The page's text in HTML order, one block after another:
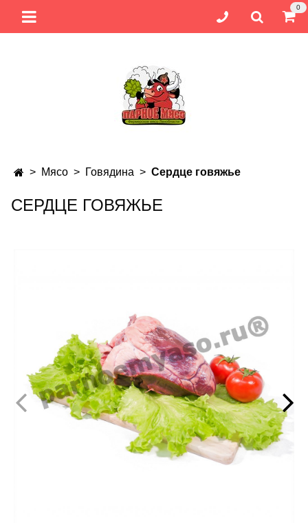
0
Мясо Говядина Сердце говяжье
СЕРДЦЕ ГОВЯЖЬЕ